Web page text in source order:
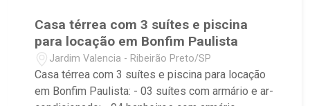
Casa térrea com 3 suítes e piscina
para locação em Bonfim Paulista
Jardim Valencia - Ribeirão Preto/SP
Casa térrea com 3 suítes e piscina para locação
em Bonfim Paulista: - 03 suítes com armário e ar-